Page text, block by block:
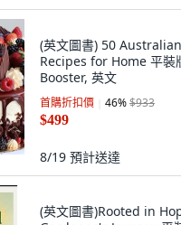
(英文圖書) 50
Recipes for Home 平裝
Booster, 英文
首購折扣價 46%$933
$499
8/19 預計送達
(英文圖書)Rooted in